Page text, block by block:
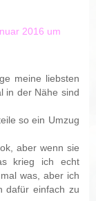
2016 um
meine liebsten
in der Nähe sind
so ein Umzug
aber wenn sie
krieg ich echt
was, aber ich
dafür einfach zu